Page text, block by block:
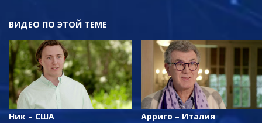
ВИДЕО ПО ЭТОЙ ТЕМЕ
Ник – США Арриго – Италия